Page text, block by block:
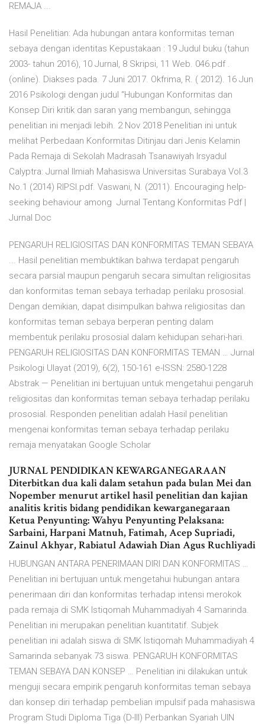
REMAJA ...
Hasil Penelitian: Ada hubungan antara konformitas teman
sebaya dengan identitas Kepustakaan : 19 Judul buku (tahun
2003- tahun 2016), 10 Jurnal, 8 Skripsi, 11 Web. 046.pdf .
(online). Diakses pada. 7 Juni 2017. Okfrima, R. ( 2012). 16 Jun
2016 Psikologi dengan judul “Hubungan Konformitas dan
Konsep Diri kritik dan saran yang membangun, sehingga
penelitian ini menjadi lebih. 2 Nov 2018 Penelitian ini untuk
melihat Perbedaan Konformitas Ditinjau dari Jenis Kelamin
Pada Remaja di Sekolah Madrasah Tsanawiyah Irsyadul
Calyptra: Jurnal Ilmiah Mahasiswa Universitas Surabaya Vol.3
No.1 (2014) RIPSI.pdf. Vaswani, N. (2011). Encouraging help-
seeking behaviour among Jurnal Tentang Konformitas Pdf |
Jurnal Doc
PENGARUH RELIGIOSITAS DAN KONFORMITAS TEMAN SEBAYA
... Hasil penelitian membuktikan bahwa terdapat pengaruh
secara parsial maupun pengaruh secara simultan religiositas
dan konformitas teman sebaya terhadap perilaku prososial.
Dengan demikian, dapat disimpulkan bahwa religiositas dan
konformitas teman sebaya berperan penting dalam
membentuk perilaku prososial dalam kehidupan sehari-hari.
PENGARUH RELIGIOSITAS DAN KONFORMITAS TEMAN … Jurnal
Psikologi Ulayat (2019), 6(2), 150-161 e-ISSN: 2580-1228
Abstrak — Penelitian ini bertujuan untuk mengetahui pengaruh
religiositas dan konformitas teman sebaya terhadap perilaku
prososial. Responden penelitian adalah Hasil penelitian
mengenai konformitas teman sebaya terhadap perilaku
remaja menyatakan Google Scholar
JURNAL PENDIDIKAN KEWARGANEGARAAN
Diterbitkan dua kali dalam setahun pada bulan Mei dan
Nopember menurut artikel hasil penelitian dan kajian
analitis kritis bidang pendidikan kewarganegaraan
Ketua Penyunting: Wahyu Penyunting Pelaksana:
Sarbaini, Harpani Matnuh, Fatimah, Acep Supriadi,
Zainul Akhyar, Rabiatul Adawiah Dian Agus Ruchliyadi
HUBUNGAN ANTARA PENERIMAAN DIRI DAN KONFORMITAS …
Penelitian ini bertujuan untuk mengetahui hubungan antara
penerimaan diri dan konformitas terhadap intensi merokok
pada remaja di SMK Istiqomah Muhammadiyah 4 Samarinda.
Penelitian ini merupakan penelitian kuantitatif. Subjek
penelitian ini adalah siswa di SMK Istiqomah Muhammadiyah 4
Samarinda sebanyak 73 siswa. PENGARUH KONFORMITAS
TEMAN SEBAYA DAN KONSEP … Penelitian ini dilakukan untuk
menguji secara empirik pengaruh konformitas teman sebaya
dan konsep diri terhadap pembelian impulsif pada mahasiswa
Program Studi Diploma Tiga (D-III) Perbankan Syariah UIN